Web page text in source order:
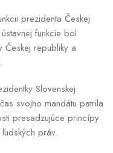
prezidenta Českej
funkcie bol
Českej republiky a
Slovenskej
svojho mandátu patrila
presadzujúce princípy
práv.